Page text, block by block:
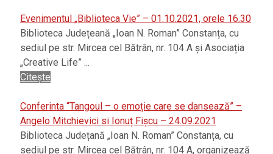
Evenimentul „Biblioteca Vie” – 01.10.2021, orele 16.30
Biblioteca Județeană „Ioan N. Roman” Constanța, cu
sediul pe str. Mircea cel Bătrân, nr. 104 A și Asociația
„Creative Life” ...
Citește
Conferinta “Tangoul – o emoție care se dansează” –
Angelo Mitchievici si Ionuț Fișcu – 24.09.2021
Biblioteca Județană „Ioan N. Roman” Constanța, cu
sediul pe str. Mircea cel Bătrân, nr. 104 A, organizează